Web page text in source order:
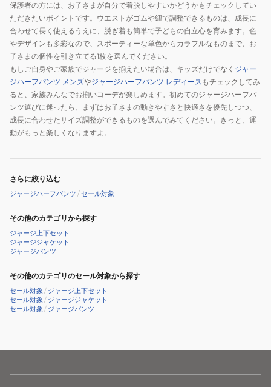
保護者の方には、お子さまが自分で着脱しやすいかどうかもチェックしてい
ただきたいポイントです。ウエストがゴムや紐で調整できるものは、成長に
合わせて長く使えるうえに、脱ぎ着も簡単で子どもの自立心を育みます。色
やデザインも多彩なので、スポーティーな単色からカラフルなものまで、お
子さまの個性を引き立てる1枚を選んでください。
もしご自身やご家族でジャージを揃えたい場合は、キッズだけでなく ジャー
ジハーフパンツ メンズやジャージハーフパンツ レディース もチェックしてみ
ると、家族みんなでお揃いコーデが楽しめます。初めてのジャージハーフパ
ンツ選びに迷ったら、まずはお子さまの動きやすさと快適さを優先しつつ、
成長に合わせたサイズ調整ができるものを選んでみてください。きっと、運
動がもっと楽しくなりますよ。
さらに絞り込む
ジャージハーフパンツ /セール対象
その他のカテゴリから探す
ジャージ上下セット
ジャージジャケット
ジャージパンツ
その他のカテゴリのセール対象から探す
セール対象 / ジャージ上下セット
セール対象 / ジャージジャケット
セール対象 / ジャージパンツ